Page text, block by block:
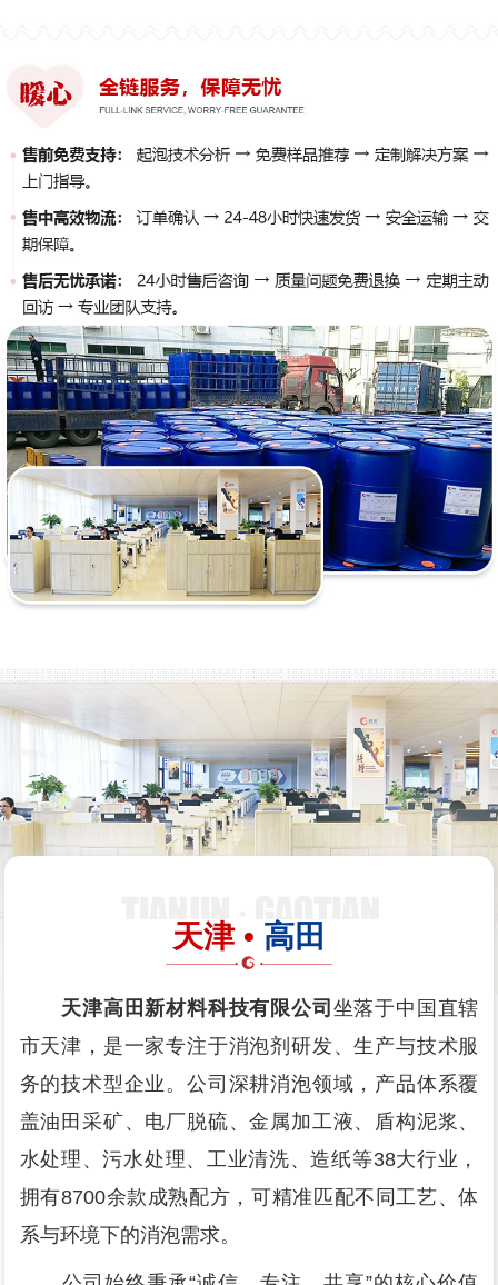
天津 • 高田
天津高田新材料科技有限公司 坐落于中国直辖
市天津，是一家专注于消泡剂研发、生产与技术服
务的技术型企业。公司深耕消泡领域，产品体系覆
盖油田采矿、电厂脱硫、金属加工液、盾构泥浆、
水处理、污水处理、工业清洗、造纸等38大行业，
拥有8700余款成熟配方，可精准匹配不同工艺、体
系与环境下的消泡需求。